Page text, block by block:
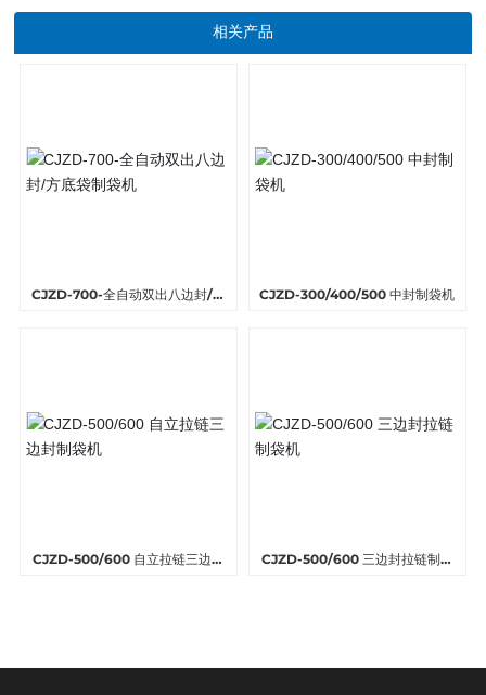
相关产品
CJZD-700-全自动双出八边封/方
CJZD-300/400/500 中封制袋机
CJZD-500/600 自立拉链三边封
CJZD-500/600 三边封拉链制袋